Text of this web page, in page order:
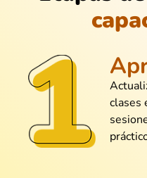
Gratis y
no
clases